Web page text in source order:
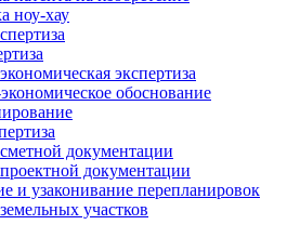
ноу-хау
экспертиза
обоснование
документации
документации
и узаконивание перепланировок
участков